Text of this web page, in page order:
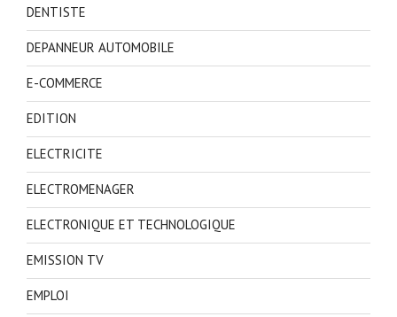
DENTISTE
DEPANNEUR AUTOMOBILE
E-COMMERCE
EDITION
ELECTRICITE
ELECTROMENAGER
ELECTRONIQUE ET TECHNOLOGIQUE
EMISSION TV
EMPLOI